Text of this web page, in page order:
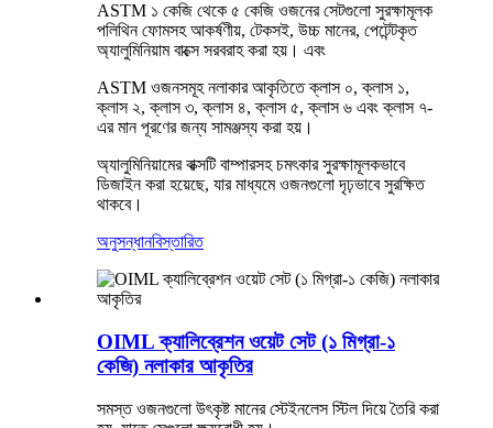
ASTM ১ কেজি থেকে ৫ কেজি ওজনের সেটগুলো সুরক্ষামূলক
পলিথিন ফোমসহ আকর্ষণীয়, টেকসই, উচ্চ মানের, পেটেন্টকৃত
অ্যালুমিনিয়াম বাক্সে সরবরাহ করা হয়। এবং
ASTM ওজনসমূহ নলাকার আকৃতিতে ক্লাস ০, ক্লাস ১,
ক্লাস ২, ক্লাস ৩, ক্লাস ৪, ক্লাস ৫, ক্লাস ৬ এবং ক্লাস ৭-
এর মান পূরণের জন্য সামঞ্জস্য করা হয়।
অ্যালুমিনিয়ামের বাক্সটি বাম্পারসহ চমৎকার সুরক্ষামূলকভাবে
ডিজাইন করা হয়েছে, যার মাধ্যমে ওজনগুলো দৃঢ়ভাবে সুরক্ষিত
থাকবে।
অনুসন্ধানবিস্তারিত
OIML ক্যালিব্রেশন ওয়েট সেট (১ মিগ্রা-১
কেজি) নলাকার আকৃতির
সমস্ত ওজনগুলো উৎকৃষ্ট মানের স্টেইনলেস স্টিল দিয়ে তৈরি করা